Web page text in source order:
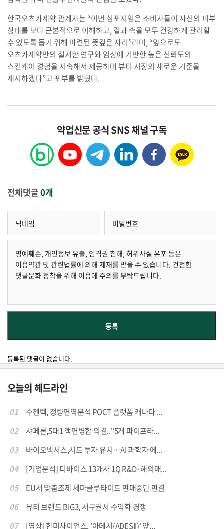
한국오츠카제약 관계자는 “이번 심포지엄은 소비자들이 자신의 피부
상태를 보다 근본적으로 이해하고, 겉과 속을 모두 건강하게 관리할
수 있도록 돕기 위해 마련된 뜻깊은 자리”라며, “앞으로도
오츠카제약만의 철저한 연구와 임상에 기반한 높은 신뢰도의
스킨케어 경험을 지속해서 제공하며 뷰티 시장의 새로운 기준을
제시하겠다”고 포부를 밝혔다.
약업신문 공식 SNS 채널 구독
전체댓글0개
등록된 댓글이 없습니다.
오늘의 헤드라인
01
수젠텍, 정량면역분석 POCT 플랫폼 캐나다 ...
02
샤페론,5대1 액면병합 의결.."5개 파이프라...
03
바이오넥서스,시드 투자 유치…AI 과학자 에...
04
[기업분석] 디바이스 13개사 1Q R&D·해외매...
05
EU서 맞춤조제 세마글루타이드 판매중단 판결
06
뷰티 브랜드 BIG3, 서구권서 수익화 경쟁
07
[영상] 한미사이언스, '아데시(ADESII)' 앞...